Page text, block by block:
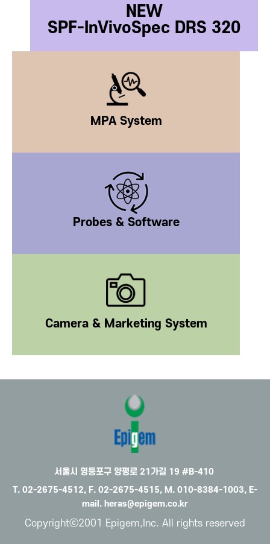
NEW
SPF-InVivoSpec DRS 320
MPA System
Probes & Software
Camera & Marketing System
서울시 영등포구 양평로 21가길 19 #B-410
T. 02-2675-4512, F. 02-2675-4515, M. 010-8384-1003, E-
mail. heras@epigem.co.kr
Copyrightⓒ2001 Epigem,Inc. All rights reserved